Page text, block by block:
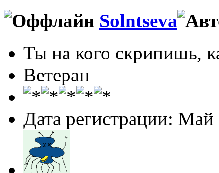
Solntseva
Ты на кого скрипишь,
Ветеран
Дата регистрации: Май